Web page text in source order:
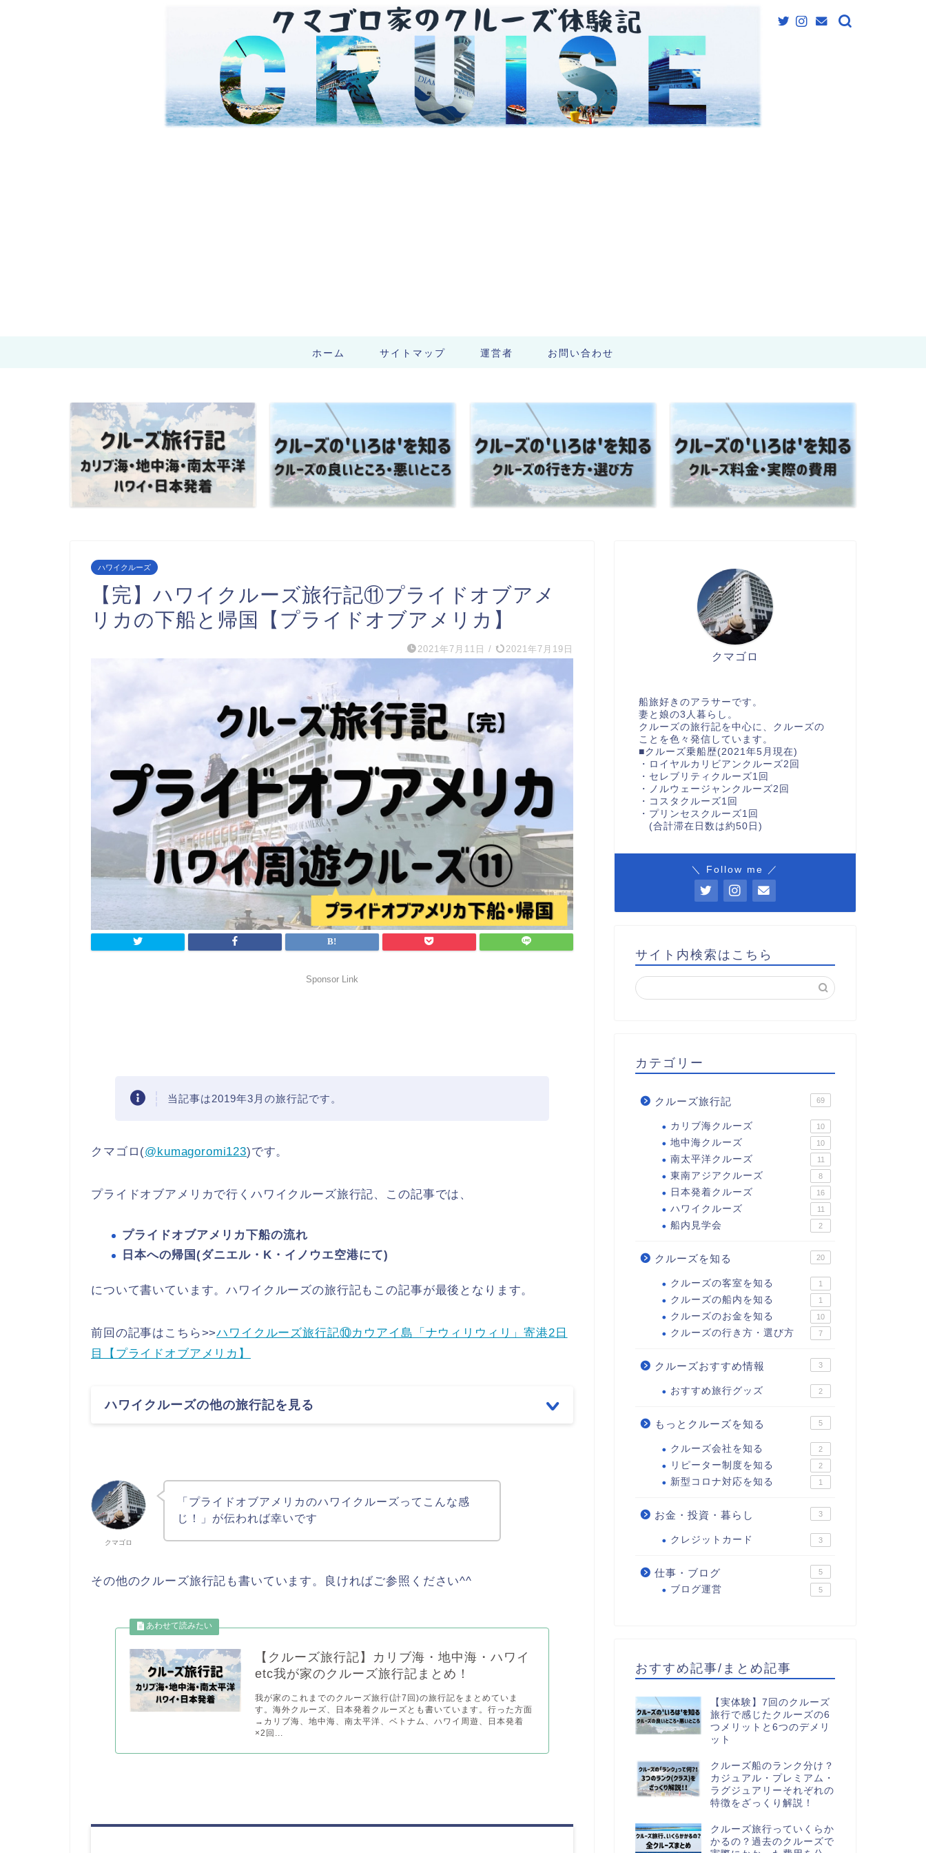
ホーム サイトマップ 運営者 お問い合わせ
ハワイクルーズ
【完】ハワイクルーズ旅行記⑪プライドオブアメ
リカの下船と帰国【プライドオブアメリカ】
2021年7月11日 / 2021年7月19日
Sponsor Link
当記事は2019年3月の旅行記です。
クマゴロ(@kumagoromi123)です。
プライドオブアメリカで行くハワイクルーズ旅行記、この記事では、
プライドオブアメリカ下船の流れ
日本への帰国(ダニエル・K・イノウエ空港にて)
について書いています。ハワイクルーズの旅行記もこの記事が最後となります。
前回の記事はこちら>>ハワイクルーズ旅行記⑩カウアイ島「ナウィリウィリ」寄港2日
目【プライドオブアメリカ】
ハワイクルーズの他の旅行記を見る
クマゴロ
「プライドオブアメリカのハワイクルーズってこんな感
じ！」が伝われば幸いです
その他のクルーズ旅行記も書いています。良ければご参照ください^^
【クルーズ旅行記】カリブ海・地中海・ハワイ
etc我が家のクルーズ旅行記まとめ！
我が家のこれまでのクルーズ旅行(計7回)の旅行記をまとめていま
す。海外クルーズ、日本発着クルーズとも書いています。行った方面
→カリブ海、地中海、南太平洋、ベトナム、ハワイ周遊、日本発着
×2回...
クマゴロ
船旅好きのアラサーです。
妻と娘の3人暮らし。
クルーズの旅行記を中心に、クルーズの
ことを色々発信しています。
■クルーズ乗船歴(2021年5月現在)
・ロイヤルカリビアンクルーズ2回
・セレブリティクルーズ1回
・ノルウェージャンクルーズ2回
・コスタクルーズ1回
・プリンセスクルーズ1回
(合計滞在日数は約50日)
＼ Follow me ／
サイト内検索はこちら
カテゴリー
クルーズ旅行記 69
カリブ海クルーズ 10
地中海クルーズ 10
南太平洋クルーズ 11
東南アジアクルーズ 8
日本発着クルーズ 16
ハワイクルーズ 11
船内見学会 2
クルーズを知る 20
クルーズの客室を知る 1
クルーズの船内を知る 1
クルーズのお金を知る 10
クルーズの行き方・選び方 7
クルーズおすすめ情報 3
おすすめ旅行グッズ 2
もっとクルーズを知る 5
クルーズ会社を知る 2
リピーター制度を知る 2
新型コロナ対応を知る 1
お金・投資・暮らし 3
クレジットカード 3
仕事・ブログ 5
ブログ運営 5
おすすめ記事/まとめ記事
【実体験】7回のクルーズ
旅行で感じたクルーズの6
つメリットと6つのデメリ
ット
クルーズ船のランク分け？
カジュアル・プレミアム・
ラグジュアリーそれぞれの
特徴をざっくり解説！
クルーズ旅行っていくらか
かるの？過去のクルーズで